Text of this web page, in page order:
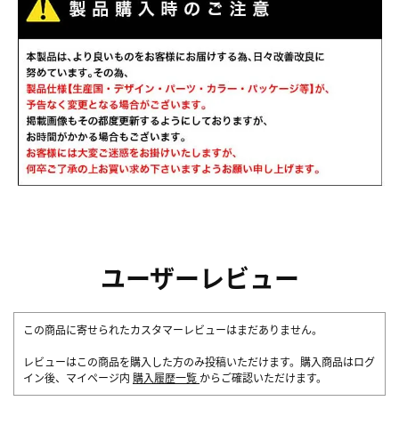
ユーザーレビュー
この商品に寄せられたカスタマーレビューはまだありません。
レビューはこの商品を購入した方のみ投稿いただけます。購入商品はログ
イン後、マイページ内 購入履歴一覧 からご確認いただけます。